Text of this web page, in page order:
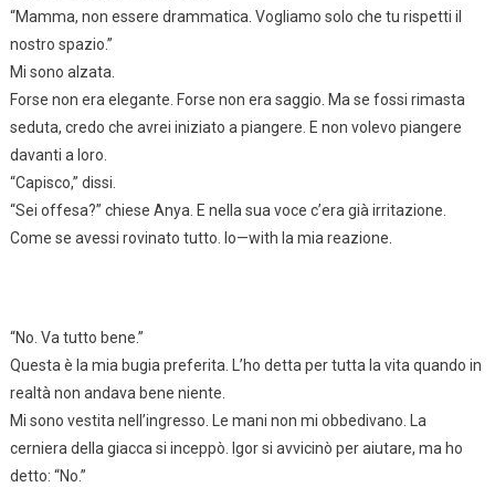
“Mamma, non essere drammatica. Vogliamo solo che tu rispetti il
nostro spazio.”
Mi sono alzata.
Forse non era elegante. Forse non era saggio. Ma se fossi rimasta
seduta, credo che avrei iniziato a piangere. E non volevo piangere
davanti a loro.
“Capisco,” dissi.
“Sei offesa?” chiese Anya. E nella sua voce c’era già irritazione.
Come se avessi rovinato tutto. Io—with la mia reazione.
“No. Va tutto bene.”
Questa è la mia bugia preferita. L’ho detta per tutta la vita quando in
realtà non andava bene niente.
Mi sono vestita nell’ingresso. Le mani non mi obbedivano. La
cerniera della giacca si inceppò. Igor si avvicinò per aiutare, ma ho
detto: “No.”